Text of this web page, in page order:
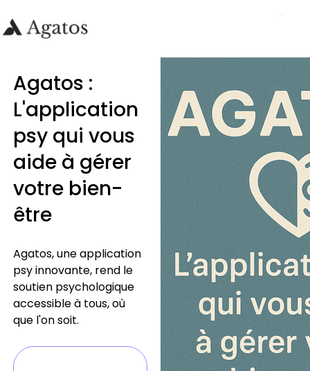
Agatos :
L'application
psy qui vous
aide à gérer
votre bien-
être
Agatos, une application
psy innovante, rend le
soutien psychologique
accessible à tous, où
que l'on soit.